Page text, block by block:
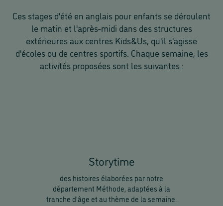
Ces stages d'été en anglais pour enfants se déroulent
le matin et l'après-midi dans des structures
extérieures aux centres Kids&Us, qu'il s'agisse
d'écoles ou de centres sportifs. Chaque semaine, les
activités proposées sont les suivantes :
Storytime
des histoires élaborées par notre
département Méthode, adaptées à la
tranche d'âge et au thème de la semaine.